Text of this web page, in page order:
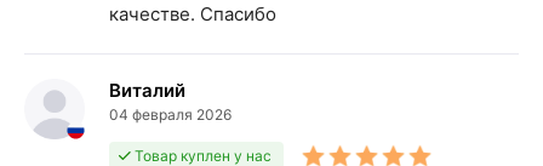
качестве. Спасибо
Виталий
04 февраля 2026
Товар куплен у нас